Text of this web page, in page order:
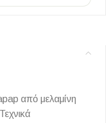
από μελαμίνη